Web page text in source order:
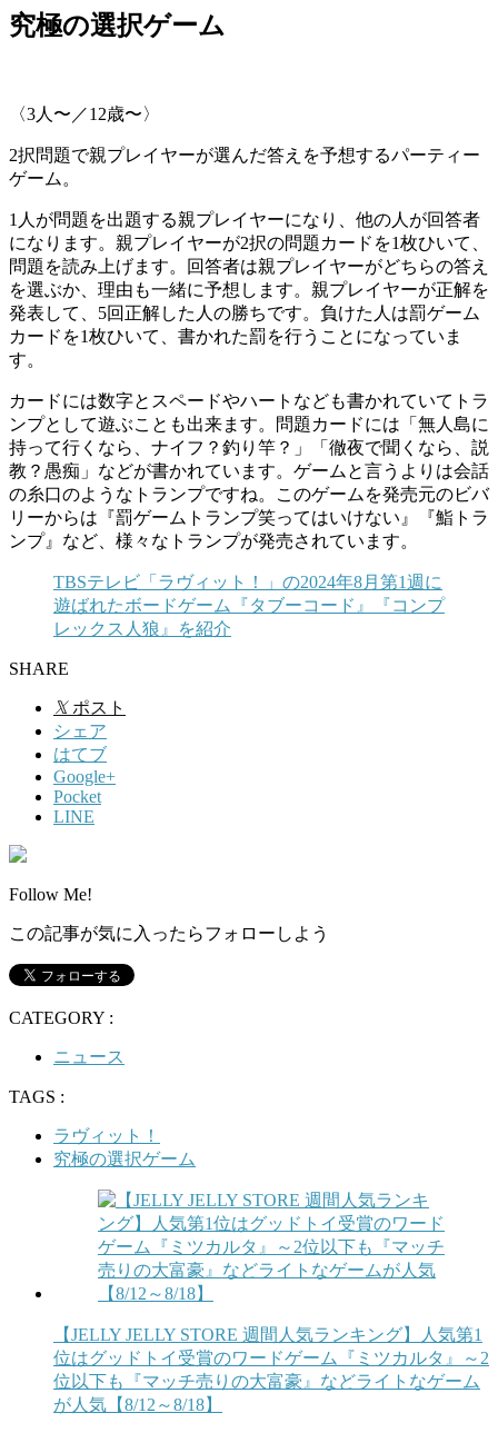
究極の選択ゲーム
〈3人〜／12歳〜〉
2択問題で親プレイヤーが選んだ答えを予想するパーティー
ゲーム。
1人が問題を出題する親プレイヤーになり、他の人が回答者
になります。親プレイヤーが2択の問題カードを1枚ひいて、
問題を読み上げます。回答者は親プレイヤーがどちらの答え
を選ぶか、理由も一緒に予想します。親プレイヤーが正解を
発表して、5回正解した人の勝ちです。負けた人は罰ゲーム
カードを1枚ひいて、書かれた罰を行うことになっていま
す。
カードには数字とスペードやハートなども書かれていてトラ
ンプとして遊ぶことも出来ます。問題カードには「無人島に
持って行くなら、ナイフ？釣り竿？」「徹夜で聞くなら、説
教？愚痴」などが書かれています。ゲームと言うよりは会話
の糸口のようなトランプですね。このゲームを発売元のビバ
リーからは『罰ゲームトランプ笑ってはいけない』『鮨トラ
ンプ』など、様々なトランプが発売されています。
TBSテレビ「ラヴィット！」の2024年8月第1週に
遊ばれたボードゲーム『タブーコード』『コンプ
レックス人狼』を紹介
SHARE
𝕏 ポスト
シェア
はてブ
Google+
Pocket
LINE
Follow Me!
この記事が気に入ったらフォローしよう
CATEGORY :
ニュース
TAGS :
ラヴィット！
究極の選択ゲーム
【JELLY JELLY STORE 週間人気ランキング】人気第1
位はグッドトイ受賞のワードゲーム『ミツカルタ』～2
位以下も『マッチ売りの大富豪』などライトなゲーム
が人気【8/12～8/18】